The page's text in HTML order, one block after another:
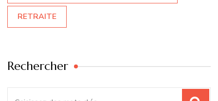
RETRAITE
Rechercher